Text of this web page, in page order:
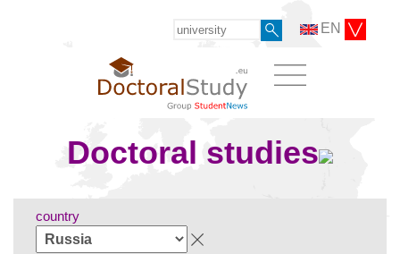
EN
Doctoral studies
country